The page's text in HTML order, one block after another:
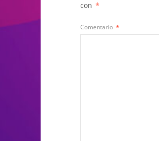
con *
Comentario *